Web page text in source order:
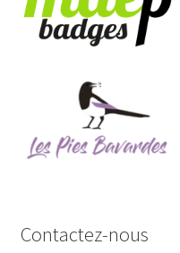
Contactez-nous